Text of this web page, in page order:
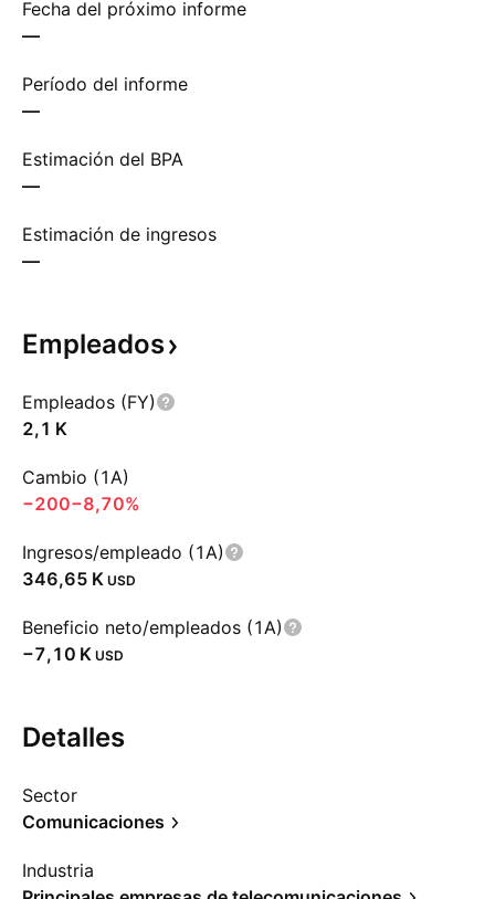
Fecha del próximo informe
—
Período del informe
—
Estimación del BPA
—
Estimación de ingresos
—
Empleados
Empleados (FY)
‪2,1 K‬
Cambio (1A)
−200−8,70%
Ingresos/empleado (1A)
‪346,65 K‬ USD
Beneficio neto/empleados (1A)
‪−7,10 K‬ USD
Detalles
Sector
Comunicaciones
Industria